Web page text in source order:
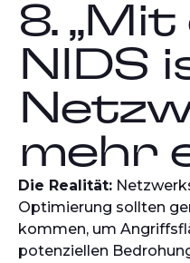
8.
NIDS
mehr
Die Realität:
Optimierung sollten
kommen, um
potenziellen